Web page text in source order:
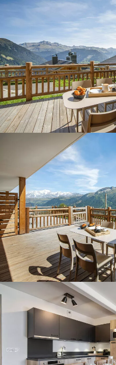
Etude annuelle de l'immobilier de
En savoir plus
Où trouver les plus beaux spots
Vous attendez les chutes de neige
du soleil ? Vous snobez les pistes
grands espaces vierges de traces ?
ces adeptes du ski hors-piste.
mythiques où la poudreuse se